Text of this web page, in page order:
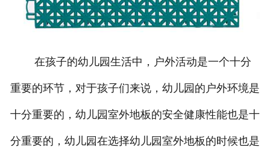
在孩子的幼儿园生活中，户外活动是一个十分
重要的环节，对于孩子们来说，幼儿园的户外环境是
十分重要的，幼儿园室外地板的安全健康性能也是十
分重要的，幼儿园在选择幼儿园室外地板的时候也是